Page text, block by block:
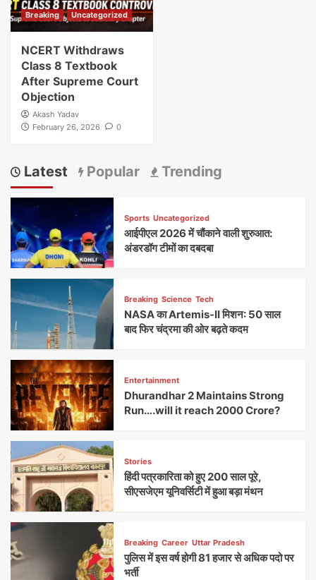
Breaking Uncategorized
NCERT Withdraws
Class 8 Textbook
After Supreme Court
Objection
Akash Yadav
February 26, 2026
0
Latest Popular Trending
Sports Uncategorized
आईपीएल 2026 में चौंकाने वाली शुरुआत:
अंडरडॉग टीमों का दबदबा
Breaking Science Tech
NASA का Artemis-II मिशन: 50 साल
बाद फिर चंद्रमा की ओर बढ़ते कदम
Entertainment
Dhurandhar 2 Maintains Strong
Run….will it reach 2000 Crore?
Stories
हिंदी पत्रकारिता को हुए 200 साल पूरे,
सीएसजेएम यूनिवर्सिटी में हुआ बड़ा मंथन
Breaking Career Uttar Pradesh
पुलिस में इस वर्ष होगी 81 हजार से अधिक पदो पर
भर्ती